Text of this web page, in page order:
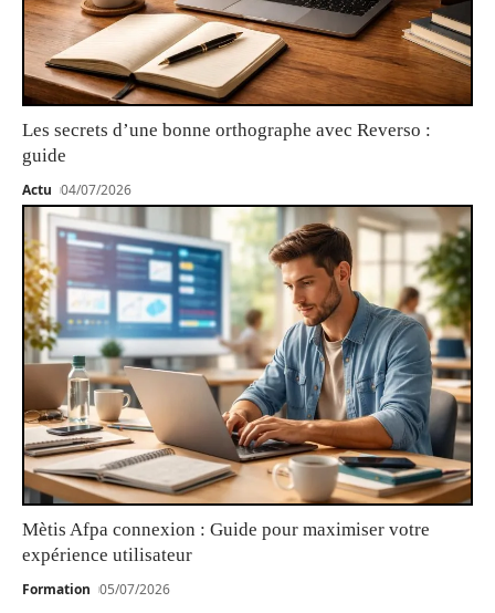
Les secrets d’une bonne orthographe avec Reverso :
guide
Actu 04/07/2026
Mètis Afpa connexion : Guide pour maximiser votre
expérience utilisateur
Formation 05/07/2026